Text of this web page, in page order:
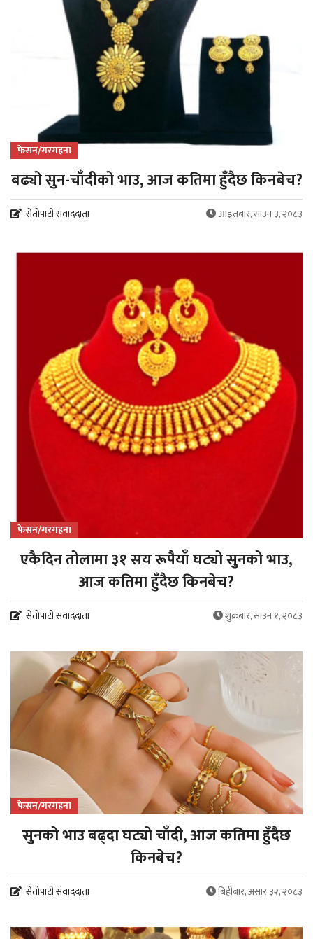
फेसन/गरगहना
बढ्यो सुन-चाँदीको भाउ, आज कतिमा हुँदैछ किनबेच?
सेतोपाटी संवाददाता आइतबार, साउन ३, २०८३
फेसन/गरगहना
एकैदिन तोलामा ३१ सय रूपैयाँ घट्यो सुनको भाउ,
आज कतिमा हुँदैछ किनबेच?
सेतोपाटी संवाददाता शुक्रबार, साउन १, २०८३
फेसन/गरगहना
सुनको भाउ बढ्दा घट्यो चाँदी, आज कतिमा हुँदैछ
किनबेच?
सेतोपाटी संवाददाता बिहीबार, असार ३२, २०८३